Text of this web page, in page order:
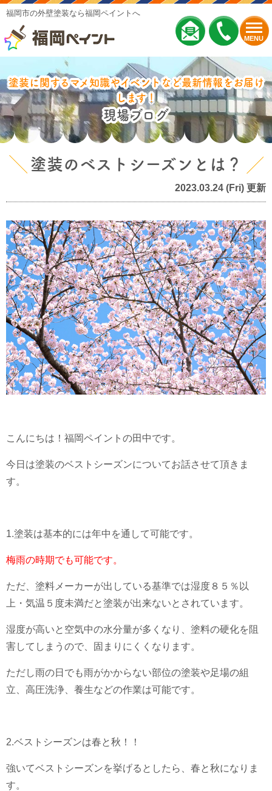
MENU
福岡市の外壁塗装なら福岡ペイントへ
塗装に関するマメ知識やイベントなど最新情報をお届け
します！
現場ブログ
塗装のベストシーズンとは？
2023.03.24 (Fri) 更新
こんにちは！福岡ペイントの田中です。
今日は塗装のベストシーズンについてお話させて頂きま
す。
1.塗装は基本的には年中を通して可能です。
梅雨の時期でも可能です。
ただ、塗料メーカーが出している基準では湿度８５％以
上・気温５度未満だと塗装が出来ないとされています。
湿度が高いと空気中の水分量が多くなり、塗料の硬化を阻
害してしまうので、固まりにくくなります。
ただし雨の日でも雨がかからない部位の塗装や足場の組
立、高圧洗浄、養生などの作業は可能です。
2.ベストシーズンは春と秋！！
強いてベストシーズンを挙げるとしたら、春と秋になりま
す。